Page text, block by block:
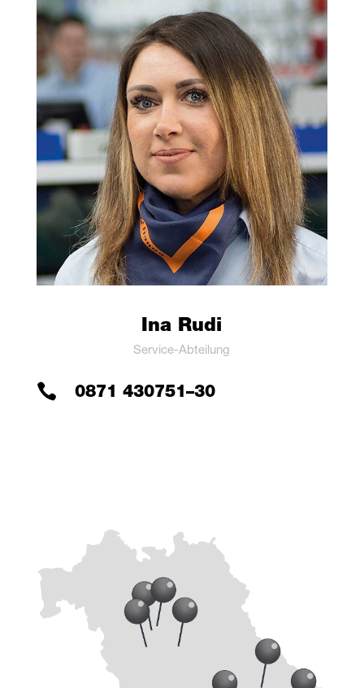
Ina Rudi
Ser­vice-Abtei­lung
 0871 430751–30